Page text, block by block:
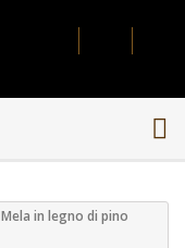
Mela in legno di pino